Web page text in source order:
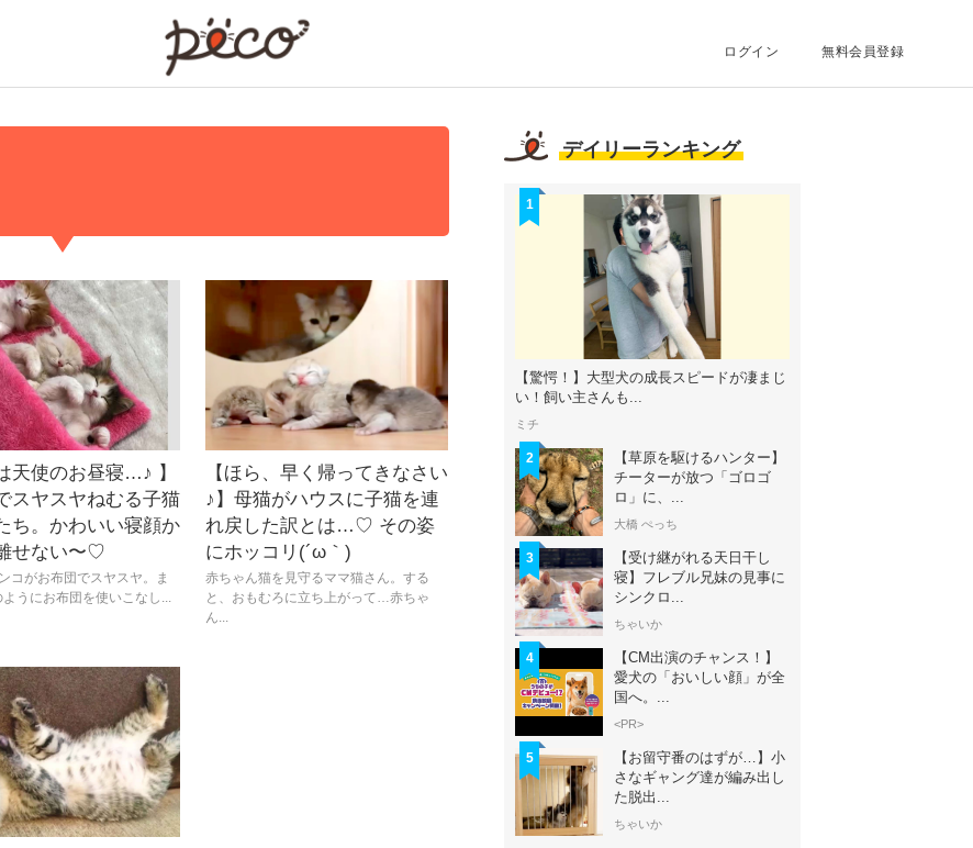
ログイン 無料会員登録
天使のお昼寝…♪ 】
スヤスヤねむる子猫
ち。かわいい寝顔か
せない〜♡
コがお布団でスヤスヤ。ま
ようにお布団を使いこなし...
【ほら、早く帰ってきなさい
♪】母猫がハウスに子猫を連
れ戻した訳とは…♡ その姿
にホッコリ(´ω｀)
赤ちゃん猫を見守るママ猫さん。する
と、おもむろに立ち上がって…赤ちゃ
ん...
デイリーランキング
1
【驚愕！】大型犬の成長スピードが凄まじ
い！飼い主さんも...
ミチ
2
【草原を駆けるハンター】
チーターが放つ「ゴロゴ
ロ」に、...
大橋 ぺっち
3
【受け継がれる天日干し
寝】フレブル兄妹の見事に
シンクロ...
ちゃいか
4
【CM出演のチャンス！】
愛犬の「おいしい顔」が全
国へ。...
<PR>
5
【お留守番のはずが…】小
さなギャング達が編み出し
た脱出...
ちゃいか